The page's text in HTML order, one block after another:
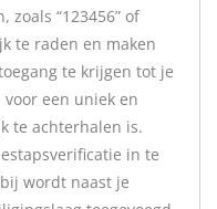
“123456” of
te raden en maken
te krijgen tot je
een uniek en
te achterhalen is.
in te
wordt naast je